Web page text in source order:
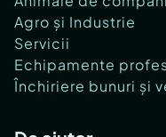
Agro și Industrie
Servicii
Echipamente
Închiriere bunuri și